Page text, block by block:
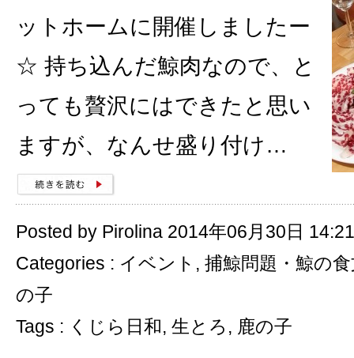
ットホームに開催しましたー
☆ 持ち込んだ鯨肉なので、と
っても贅沢にはできたと思い
ますが、なんせ盛り付け…
Posted by Pirolina 2014年06月30日 14:21
Categories : イベント , 捕鯨問題・鯨の
の子
Tags : くじら日和, 生とろ , 鹿の子